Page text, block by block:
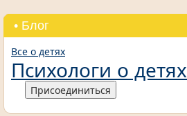
• Блог
Все о детях
Психологи о детях
Присоединиться